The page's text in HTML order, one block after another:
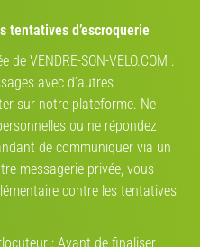
Cannondale Adventure neo2
10/102024 · Vélo ville
Ville VAE
tentatives d’escroquerie
VENDRE-SON-VELO.COM :
avec d’autres
sur notre plateforme. Ne
ou ne répondez
de communiquer via un
messagerie privée, vous
contre les tentatives
: Avant de finaliser